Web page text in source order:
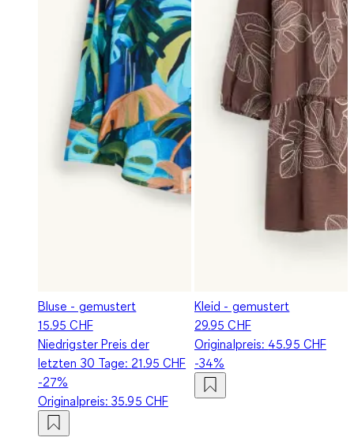
Bluse - gemustert
15.95 CHF
Niedrigster Preis der
letzten 30 Tage: 21.95 CHF
-27%
Originalpreis:35.95 CHF
Kleid - gemustert
29.95 CHF
Originalpreis: 45.95 CHF
-34%